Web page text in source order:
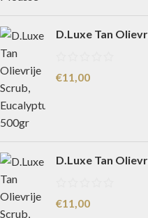
D.Luxe Tan
€11,00
D.Luxe Tan
€11,00